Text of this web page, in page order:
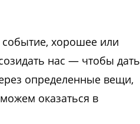
хорошее или
нас — чтобы дать
определенные вещи,
оказаться в